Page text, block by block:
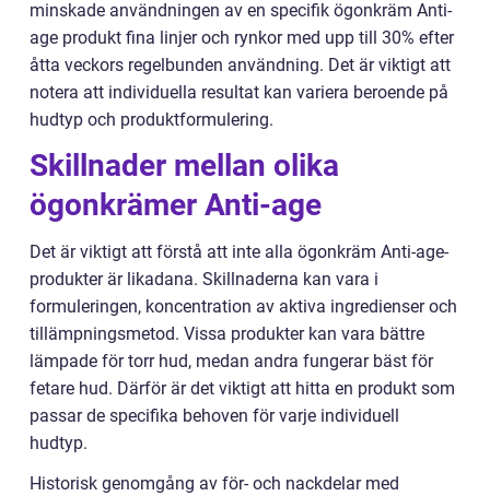
minskade användningen av en specifik ögonkräm Anti-
age produkt fina linjer och rynkor med upp till 30% efter
åtta veckors regelbunden användning. Det är viktigt att
notera att individuella resultat kan variera beroende på
hudtyp och produktformulering.
Skillnader mellan olika
ögonkrämer Anti-age
Det är viktigt att förstå att inte alla ögonkräm Anti-age-
produkter är likadana. Skillnaderna kan vara i
formuleringen, koncentration av aktiva ingredienser och
tillämpningsmetod. Vissa produkter kan vara bättre
lämpade för torr hud, medan andra fungerar bäst för
fetare hud. Därför är det viktigt att hitta en produkt som
passar de specifika behoven för varje individuell
hudtyp.
Historisk genomgång av för- och nackdelar med